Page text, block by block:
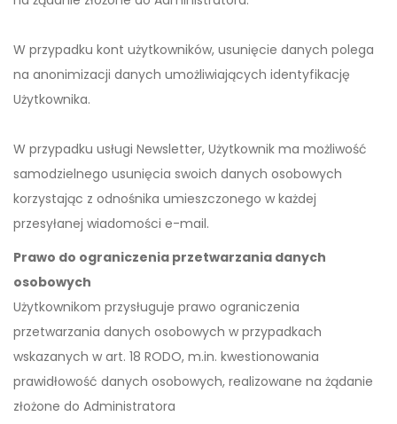
W przypadku kont użytkowników, usunięcie danych polega
na anonimizacji danych umożliwiających identyfikację
Użytkownika.
W przypadku usługi Newsletter, Użytkownik ma możliwość
samodzielnego usunięcia swoich danych osobowych
korzystając z odnośnika umieszczonego w każdej
przesyłanej wiadomości e-mail.
Prawo do ograniczenia przetwarzania danych
osobowych
Użytkownikom przysługuje prawo ograniczenia
przetwarzania danych osobowych w przypadkach
wskazanych w art. 18 RODO, m.in. kwestionowania
prawidłowość danych osobowych, realizowane na żądanie
złożone do Administratora